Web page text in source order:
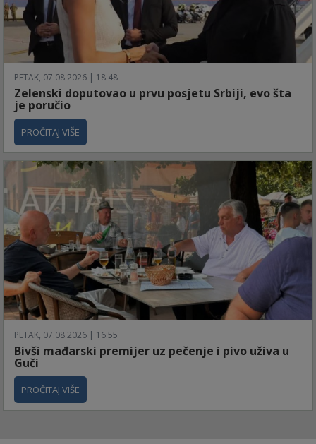
PETAK, 07.08.2026 | 18:48
Zelenski doputovao u prvu posjetu Srbiji, evo šta
je poručio
PROČITAJ VIŠE
PETAK, 07.08.2026 | 16:55
Bivši mađarski premijer uz pečenje i pivo uživa u
Guči
PROČITAJ VIŠE